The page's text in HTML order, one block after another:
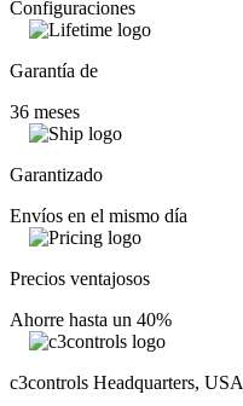
Configuraciones
Garantía de
36 meses
Garantizado
Envíos en el mismo día
Precios ventajosos
Ahorre hasta un 40%
c3controls Headquarters, USA